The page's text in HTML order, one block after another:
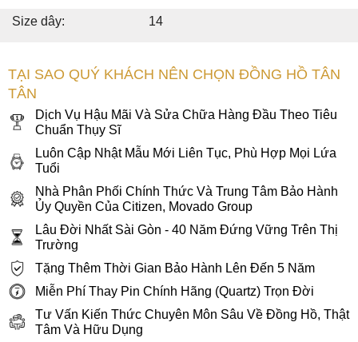
Size dây: 14
TẠI SAO QUÝ KHÁCH NÊN CHỌN ĐỒNG HỒ TÂN
TÂN
Dịch Vụ Hậu Mãi Và Sửa Chữa Hàng Đầu Theo Tiêu
Chuẩn Thụy Sĩ
Luôn Cập Nhật Mẫu Mới Liên Tục, Phù Hợp Mọi Lứa
Tuổi
Nhà Phân Phối Chính Thức Và Trung Tâm Bảo Hành
Ủy Quyền Của Citizen, Movado Group
Lâu Đời Nhất Sài Gòn - 40 Năm Đứng Vững Trên Thị
Trường
Tặng Thêm Thời Gian Bảo Hành Lên Đến 5 Năm
Miễn Phí Thay Pin Chính Hãng (Quartz) Trọn Đời
Tư Vấn Kiến Thức Chuyên Môn Sâu Về Đồng Hồ, Thật
Tâm Và Hữu Dụng